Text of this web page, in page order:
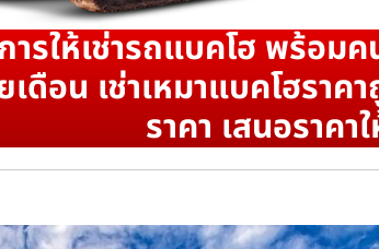
ารให้เช่ารถแบคโฮ พร้อม
เดือน เช่าเหมาแบคโฮรา
ราคา เสนอราค